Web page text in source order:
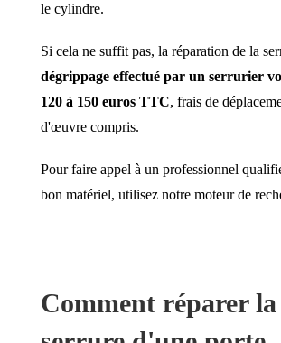
le cylindre.
Si cela ne suffit pas, la réparation de la
dégrippage effectué par un serrurier
120 à 150 euros TTC, frais de
d'œuvre compris.
Pour faire appel à un professionnel
bon matériel, utilisez notre moteur de
Comment réparer la